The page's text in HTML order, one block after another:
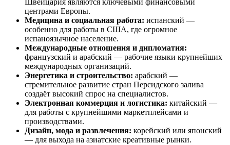
Швейцария являются ключевыми финансовыми
центрами Европы.
Медицина и социальная работа: испанский —
особенно для работы в США, где огромное
испаноязычное население.
Международные отношения и дипломатия:
французский и арабский — рабочие языки крупнейших
международных организаций.
Энергетика и строительство: арабский —
стремительное развитие стран Персидского залива
создаёт высокий спрос на специалистов.
Электронная коммерция и логистика: китайский —
для работы с крупнейшими маркетплейсами и
производствами.
Дизайн, мода и развлечения: корейский или японский
— для выхода на азиатские креативные рынки.